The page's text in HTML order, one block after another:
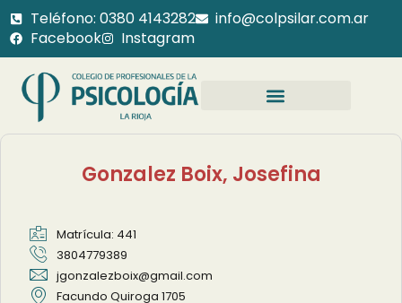
Teléfono: 0380 4143282
info@colpsilar.com.ar
Facebook
Instagram
Gonzalez Boix, Josefina
Matrícula: 441
3804779389
jgonzalezboix@gmail.com
Facundo Quiroga 1705